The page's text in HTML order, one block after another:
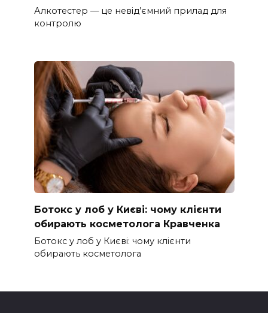
Алкотестер — це невід’ємний прилад для
контролю
Ботокс у лоб у Києві: чому клієнти
обирають косметолога Кравченка
Ботокс у лоб у Києві: чому клієнти
обирають косметолога